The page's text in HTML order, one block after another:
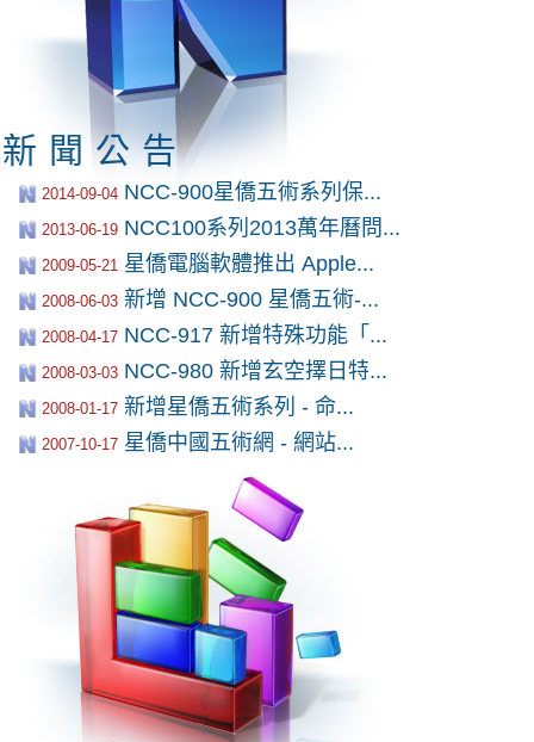
新聞公告
2014-09-04 NCC-900星僑五術系列保...
2013-06-19 NCC100系列2013萬年曆問...
2009-05-21 星僑電腦軟體推出 Apple...
2008-06-03 新增 NCC-900 星僑五術-...
2008-04-17 NCC-917 新增特殊功能「...
2008-03-03 NCC-980 新增玄空擇日特...
2008-01-17 新增星僑五術系列 - 命...
2007-10-17 星僑中國五術網 - 網站...